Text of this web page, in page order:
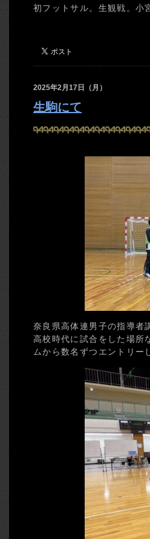
初フットサル。生観戦。小
2025年2月17日（月）
生駒にて
奈良県高体連男子の指導者
高校時代に試合をした場所
ムから数名ずつエントリー